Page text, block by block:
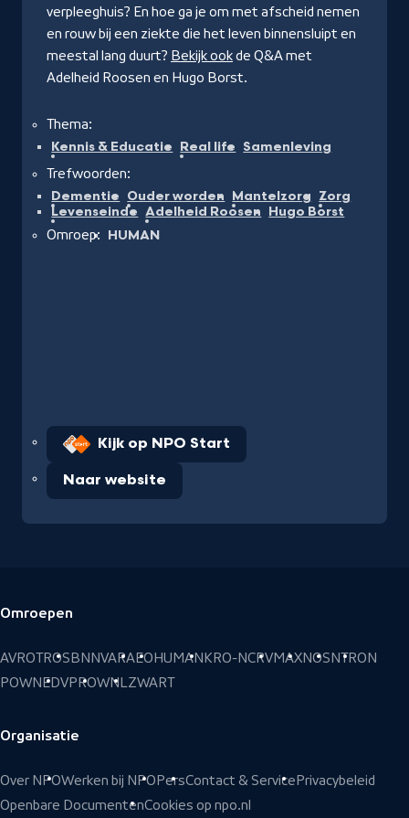
verpleeghuis? En hoe ga je om met afscheid nemen
en rouw bij een ziekte die het leven binnensluipt en
meestal lang duurt? Bekijk ookde Q&A met
Adelheid Roosen en Hugo Borst.
Thema:
Kennis & Educatie Real life Samenleving
Trefwoorden:
Dementie Ouder worden Mantelzorg Zorg
Levenseinde Adelheid Roosen Hugo Borst
Omroep: HUMAN
Kijk op NPO Start
Naar website
Voettekst
Omroepen
AVROTROS BNNVARAEO HUMAN KRO-NCRVMAXNOS NTRON
POWNEDVPROWNLZWART
Organisatie
Over NPOWerken bij NPO PersContact & Service Privacybeleid
Openbare DocumentenCookies op npo.nl